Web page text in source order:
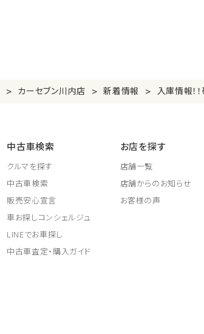
> カーセブン川内店 > 新着情報 > 入庫情報！
中古車検索
クルマを探す
中古車検索
販売安心宣言
車お探しコンシェルジュ
LINEでお車探し
中古車査定・購入ガイド
お店を探す
店舗一覧
店舗からのお知らせ
お客様の声